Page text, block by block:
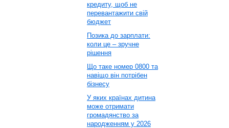
кредиту, щоб не
перевантажити свій
бюджет
Позика до зарплати:
коли це – зручне
рішення
Що таке номер 0800 та
навіщо він потрібен
бізнесу
У яких країнах дитина
може отримати
громадянство за
народженням у 2026